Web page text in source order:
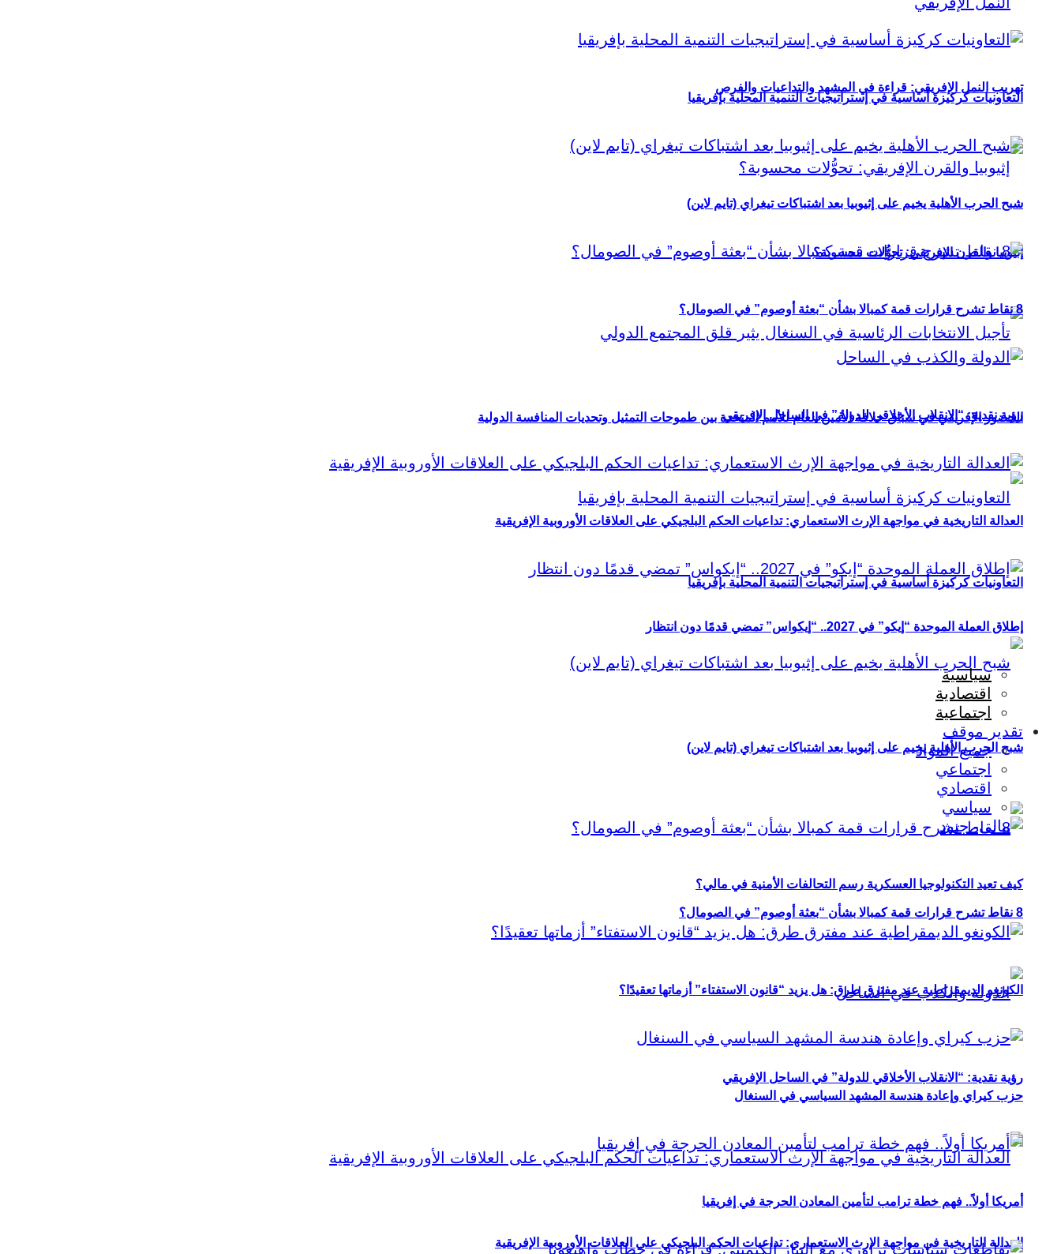
تهريب النمل الإفريقي: قراءة في المشهد والتداعيات والفرص
إثيوبيا والقرن الإفريقي: تحوُّلات محسوبة؟
الحضور الإفريقي في سباق خلافة الأمين العام للأمم المتحدة بين طموحات التمثيل وتحديات المنافسة الدولية
التعاونيات كركيزة أساسية في إستراتيجيات التنمية المحلية بإفريقيا
شبح الحرب الأهلية يخيم على إثيوبيا بعد اشتباكات تيغراي (تايم لاين)
8 نقاط تشرح قرارات قمة كمبالا بشأن “بعثة أوصوم” في الصومال؟
رؤية نقدية: “الانقلاب الأخلاقي للدولة” في الساحل الإفريقي
العدالة التاريخية في مواجهة الإرث الاستعماري: تداعيات الحكم البلجيكي على العلاقات الأوروبية الإفريقية
التعاونيات كركيزة أساسية في إستراتيجيات التنمية المحلية بإفريقيا
شبح الحرب الأهلية يخيم على إثيوبيا بعد اشتباكات تيغراي (تايم لاين)
8 نقاط تشرح قرارات قمة كمبالا بشأن “بعثة أوصوم” في الصومال؟
رؤية نقدية: “الانقلاب الأخلاقي للدولة” في الساحل الإفريقي
العدالة التاريخية في مواجهة الإرث الاستعماري: تداعيات الحكم البلجيكي على العلاقات الأوروبية الإفريقية
إطلاق العملة الموحدة “إيكو” في 2027.. “إيكواس” تمضي قدمًا دون انتظار
سياسية
اقتصادية
اجتماعية
تقدير موقف
جميع المواد
اجتماعي
اقتصادي
سياسي
كيف تعيد التكنولوجيا العسكرية رسم التحالفات الأمنية في مالي؟
الكونغو الديمقراطية عند مفترق طرق: هل يزيد “قانون الاستفتاء” أزماتها تعقيدًا؟
حزب كيراي وإعادة هندسة المشهد السياسي في السنغال
أمريكا أولاً.. فهم خطة ترامب لتأمين المعادن الحرجة في إفريقيا